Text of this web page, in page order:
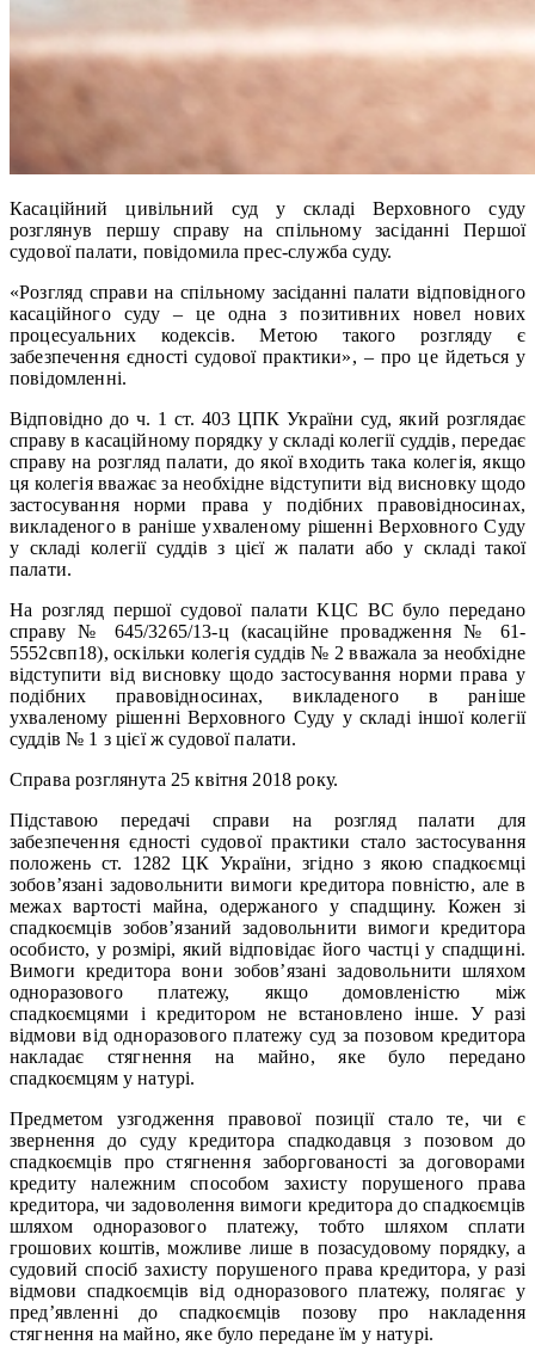
Касаційний цивільний суд у складі Верховного суду
розглянув першу справу на спільному засіданні Першої
судової палати, повідомила прес-служба суду.
«Розгляд справи на спільному засіданні палати відповідного
касаційного суду – це одна з позитивних новел нових
процесуальних кодексів. Метою такого розгляду є
забезпечення єдності судової практики», – про це йдеться у
повідомленні.
Відповідно до ч. 1 ст. 403 ЦПК України суд, який розглядає
справу в касаційному порядку у складі колегії суддів, передає
справу на розгляд палати, до якої входить така колегія, якщо
ця колегія вважає за необхідне відступити від висновку щодо
застосування норми права у подібних правовідносинах,
викладеного в раніше ухваленому рішенні Верховного Суду
у складі колегії суддів з цієї ж палати або у складі такої
палати.
На розгляд першої судової палати КЦС ВС було передано
справу № 645/3265/13-ц (касаційне провадження № 61-
5552свп18), оскільки колегія суддів № 2 вважала за необхідне
відступити від висновку щодо застосування норми права у
подібних правовідносинах, викладеного в раніше
ухваленому рішенні Верховного Суду у складі іншої колегії
суддів № 1 з цієї ж судової палати.
Справа розглянута 25 квітня 2018 року.
Підставою передачі справи на розгляд палати для
забезпечення єдності судової практики стало застосування
положень ст. 1282 ЦК України, згідно з якою спадкоємці
зобов’язані задовольнити вимоги кредитора повністю, але в
межах вартості майна, одержаного у спадщину. Кожен зі
спадкоємців зобов’язаний задовольнити вимоги кредитора
особисто, у розмірі, який відповідає його частці у спадщині.
Вимоги кредитора вони зобов’язані задовольнити шляхом
одноразового платежу, якщо домовленістю між
спадкоємцями і кредитором не встановлено інше. У разі
відмови від одноразового платежу суд за позовом кредитора
накладає стягнення на майно, яке було передано
спадкоємцям у натурі.
Предметом узгодження правової позиції стало те, чи є
звернення до суду кредитора спадкодавця з позовом до
спадкоємців про стягнення заборгованості за договорами
кредиту належним способом захисту порушеного права
кредитора, чи задоволення вимоги кредитора до спадкоємців
шляхом одноразового платежу, тобто шляхом сплати
грошових коштів, можливе лише в позасудовому порядку, а
судовий спосіб захисту порушеного права кредитора, у разі
відмови спадкоємців від одноразового платежу, полягає у
пред’явленні до спадкоємців позову про накладення
стягнення на майно, яке було передане їм у натурі.